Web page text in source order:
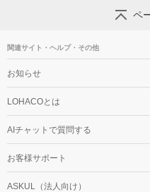
ペ
関連サイト・ヘルプ・その他
お知らせ
LOHACOとは
AIチャットで質問する
お客様サポート
ASKUL（法人向け）